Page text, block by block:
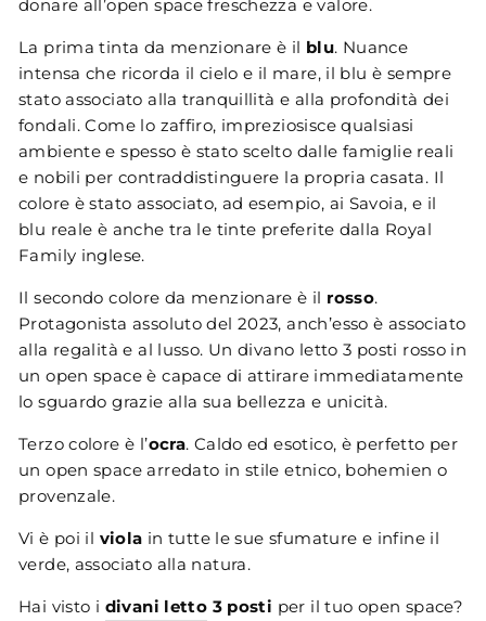
donare all’open space freschezza e valore.
La prima tinta da menzionare è il blu. Nuance
intensa che ricorda il cielo e il mare, il blu è sempre
stato associato alla tranquillità e alla profondità dei
fondali. Come lo zaffiro, impreziosisce qualsiasi
ambiente e spesso è stato scelto dalle famiglie reali
e nobili per contraddistinguere la propria casata. Il
colore è stato associato, ad esempio, ai Savoia, e il
blu reale è anche tra le tinte preferite dalla Royal
Family inglese.
Il secondo colore da menzionare è il rosso.
Protagonista assoluto del 2023, anch’esso è associato
alla regalità e al lusso. Un divano letto 3 posti rosso in
un open space è capace di attirare immediatamente
lo sguardo grazie alla sua bellezza e unicità.
Terzo colore è l’ocra. Caldo ed esotico, è perfetto per
un open space arredato in stile etnico, bohemien o
provenzale.
Vi è poi il viola in tutte le sue sfumature e infine il
verde, associato alla natura.
Hai visto i divani letto 3 posti per il tuo open space?